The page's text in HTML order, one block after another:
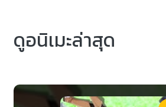
ดูอนิเมะล่าสุด